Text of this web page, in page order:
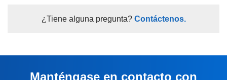
¿Tiene alguna pregunta?Contáctenos.
Manténgase en contacto con